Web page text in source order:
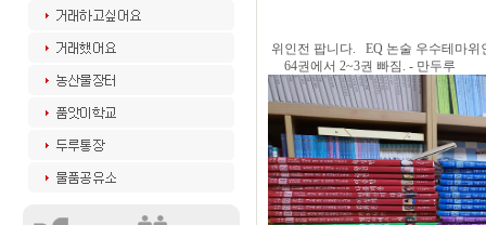
위인전 팝니다. EQ 논술 우수테마위
64권에서 2~3권 빠짐. - 만두루